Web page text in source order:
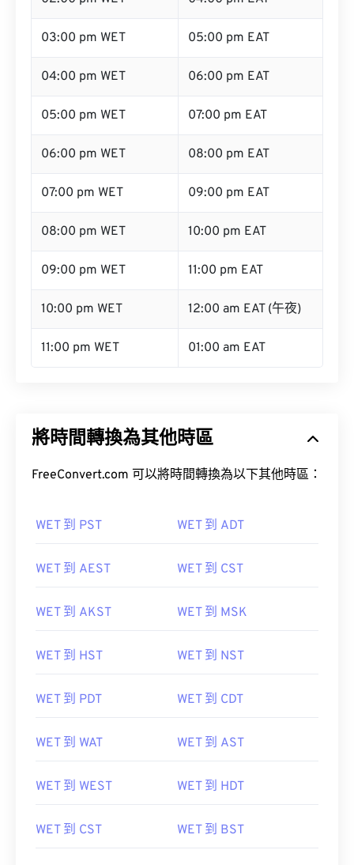
03:00 pm WET 05:00 pm EAT
04:00 pm WET 06:00 pm EAT
05:00 pm WET 07:00 pm EAT
06:00 pm WET 08:00 pm EAT
07:00 pm WET 09:00 pm EAT
08:00 pm WET 10:00 pm EAT
09:00 pm WET 11:00 pm EAT
10:00 pm WET 12:00 am EAT (午夜)
11:00 pm WET 01:00 am EAT
將時間轉換為其他時區
FreeConvert.com 可以將時間轉換為以下其他時區：
WET 到 PST WET 到 ADT
WET 到 AEST WET 到 CST
WET 到 AKST WET 到 MSK
WET 到 HST WET 到 NST
WET 到 PDT WET 到 CDT
WET 到 WAT WET 到 AST
WET 到 WEST WET 到 HDT
WET 到 CST WET 到 BST